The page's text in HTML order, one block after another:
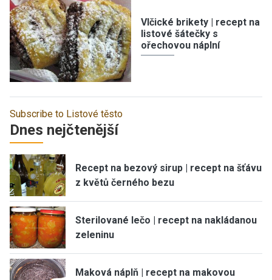
Vlčické brikety | recept na
listové šátečky s
ořechovou náplní
Subscribe to Listové těsto
Dnes nejčtenější
Recept na bezový sirup | recept na šťávu
z květů černého bezu
Sterilované lečo | recept na nakládanou
zeleninu
Maková náplň | recept na makovou